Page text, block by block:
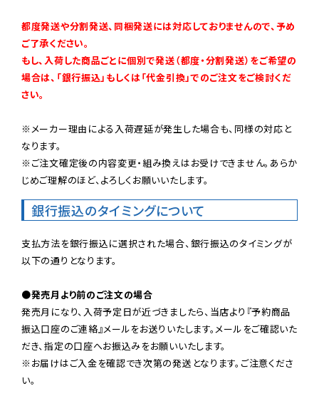
都度発送や分割発送、同梱発送には対応しておりませんので、予め
ご了承ください。
もし、入荷した商品ごとに個別で発送（都度・分割発送）をご希望の
場合は、「銀行振込」もしくは「代金引換」でのご注文をご検討くだ
さい。
※メーカー理由による入荷遅延が発生した場合も、同様の対応と
なります。
※ご注文確定後の内容変更・組み換えはお受けできません。あらか
じめご理解のほど、よろしくお願いいたします。
銀行振込のタイミングについて
支払方法を銀行振込に選択された場合、銀行振込のタイミングが
以下の通りとなります。
●発売月より前のご注文の場合
発売月になり、入荷予定日が近づきましたら、当店より『予約商品
振込口座のご連絡』メールをお送りいたします。メールをご確認いた
だき、指定の口座へお振込みをお願いいたします。
※お届けはご入金を確認でき次第の発送となります。ご注意くださ
い。